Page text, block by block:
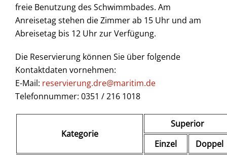
freie Benutzung des Schwimmbades. Am
Anreisetag stehen die Zimmer ab 15 Uhr und am
Abreisetag bis 12 Uhr zur Verfügung.
Die Reservierung können Sie über folgende
Kontaktdaten vornehmen:
E-Mail: reservierung.dre@maritim.de
Telefonnummer: 0351 / 216 1018
Kategorie
Superior
Einzel
Doppel